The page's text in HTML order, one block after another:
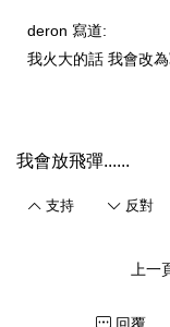
deron 寫道:
我火大的話 我會改
我會放飛彈......
支持 反對
上一